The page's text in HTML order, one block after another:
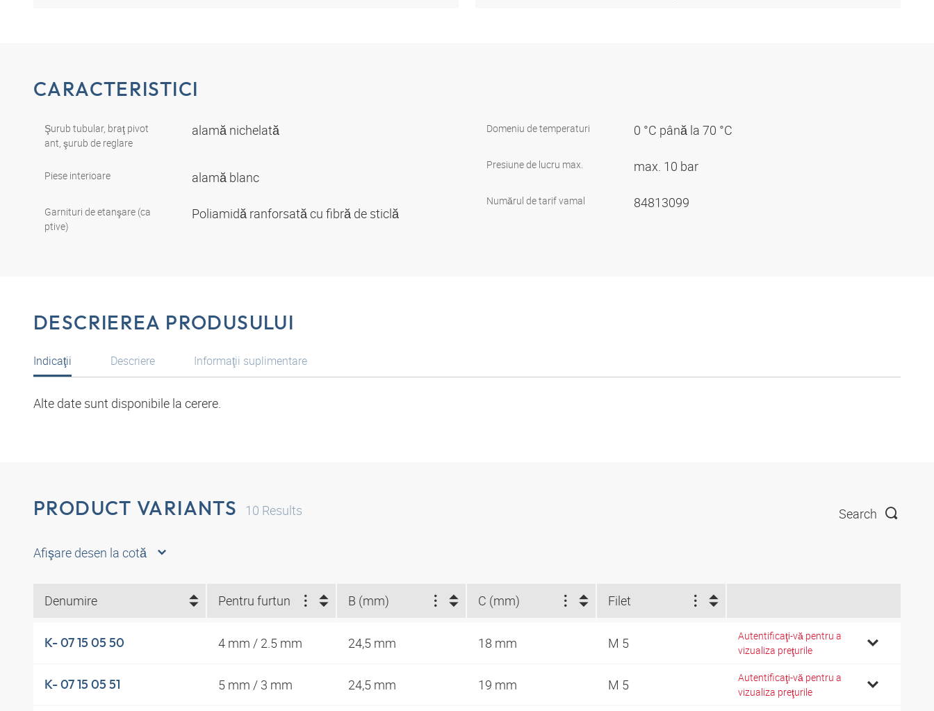
CARACTERISTICI
Şurub tubular, braţ pivot
ant, şurub de reglare
alamă nichelată
Piese interioare alamă blanc
Garnituri de etanşare (ca
ptive)
Poliamidă ranforsată cu fibră de sticlă
Domeniu de temperaturi 0 °C până la 70 °C
Presiune de lucru max. max. 10 bar
Numărul de tarif vamal 84813099
DESCRIEREA PRODUSULUI
Indicaţii
Alte date sunt disponibile la cerere.
Descriere Informaţii suplimentare
PRODUCT VARIANTS 10 Results Search
Afişare desen la cotă
Denumire Pentru furtun B (mm) C (mm) Filet
K- 07 15 05 50 4 mm / 2.5 mm 24,5 mm 18 mm M 5
Autentificaţi-vă pentru a
vizualiza preţurile
K- 07 15 05 51 5 mm / 3 mm 24,5 mm 19 mm M 5
Autentificaţi-vă pentru a
vizualiza preţurile